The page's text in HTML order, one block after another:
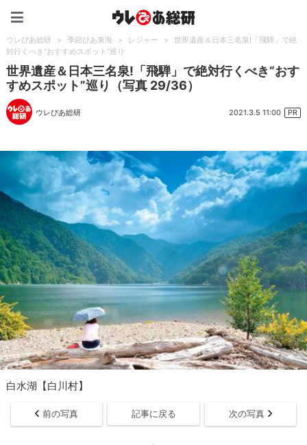
ウレぴあ総研 > 季節ぴあ東海 > レジャー >
世界遺産＆日本三名泉!「飛騨」で絶
対行くべき“おすすめスポット”巡り
世界遺産＆日本三名泉!「飛騨」で絶対行くべき“おす
すめスポット”巡り（写真 29/36）
ウレぴあ総研 2021.3.5 11:00 PR
白水湖【白川村】
前の写真 記事に戻る 次の写真